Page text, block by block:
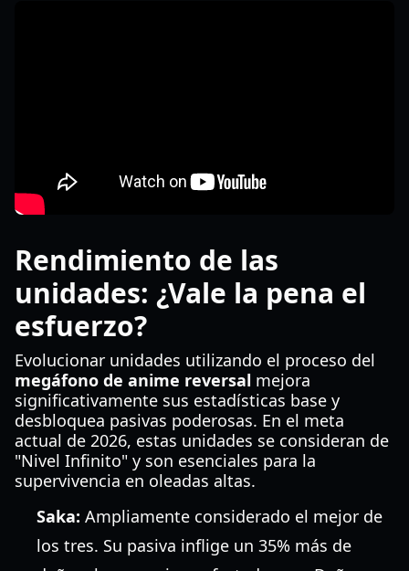
Rendimiento de las
unidades: ¿Vale la pena el
esfuerzo?
Evolucionar unidades utilizando el proceso del
megáfono de anime reversal mejora
significativamente sus estadísticas base y
desbloquea pasivas poderosas. En el meta
actual de 2026, estas unidades se consideran de
"Nivel Infinito" y son esenciales para la
supervivencia en oleadas altas.
Saka: Ampliamente considerado el mejor de
los tres. Su pasiva inflige un 35% más de